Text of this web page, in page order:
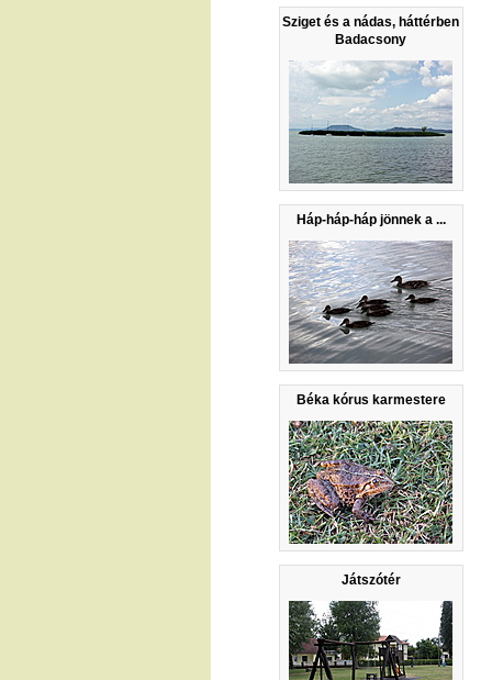
Sziget és a nádas, háttérben
Badacsony
Háp-háp-háp jönnek a ...
Béka kórus karmestere
Játszótér